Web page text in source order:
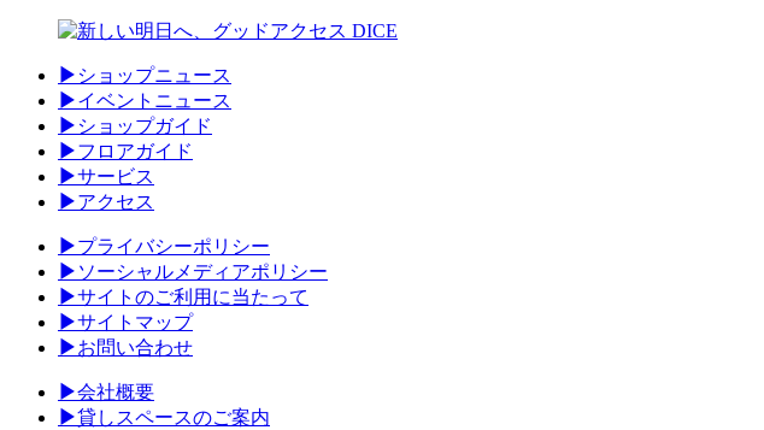
▶ ショップニュース
▶イベントニュース
▶ ショップガイド
▶フロアガイド
▶サービス
▶アクセス
▶プライバシーポリシー
▶ ソーシャルメディアポリシー
▶サイトのご利用に当たって
▶サイトマップ
▶お問い合わせ
▶会社概要
▶貸しスペースのご案内